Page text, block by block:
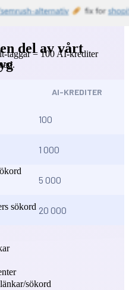
taggar = 100 AI-krediter
AI-KREDITER
100
1 000
5 000
20 000
del av vårt
sökord
sökord